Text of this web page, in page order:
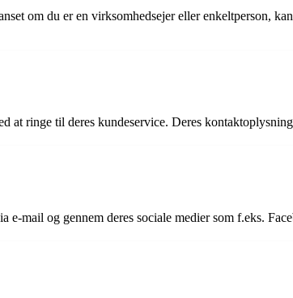
om du er en virksomhedsejer eller enkeltperson,
ringe til deres kundeservice. Deres
mail og gennem deres sociale medier som f.eks.